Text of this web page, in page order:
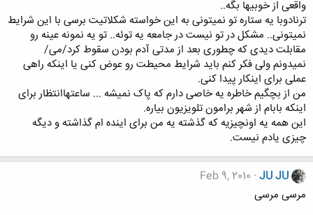
واقعی از خوبیها بگه..
ترنادوبا یه ستاره تو نمیتونی به این خواسته شکلاتیت برسی با این شرایط
نمیتونی.. مشکل در تو نیست در جامعه یه توئه.. تو یه نمونه عینه رو
مقابلت دیدی که چطوری بعد از مدتی آدم بودن سقوط کرد/می/
نمیدونم ولی فکر کنم باید شرایط محیطت رو عوض کنی یا اینکه راهی
عملی برای اینکار پیدا کنی.
من از بچگیم خاطره یه خاصی دارم که پاک نمیشه ... ساعتهاانتظار برای
اینکه بابام از شهر برامون تلویزیون بیاره.
این همه یه اونچیزیه که گذشته یه من برای اینده ام گذاشته و دیگه
چیزی یادم نیست.
JU JU
Feb 9, 2010
مرسی مرسی